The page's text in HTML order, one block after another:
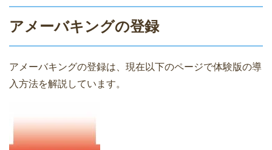
アメーバキングの登録
アメーバキングの登録は、現在以下のページで体験版の導
入方法を解説しています。